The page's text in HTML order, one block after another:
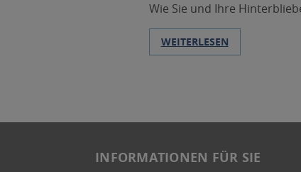
Wie Sie und Ihre
WEITERLESEN
INFORMATIONEN FÜR SIE